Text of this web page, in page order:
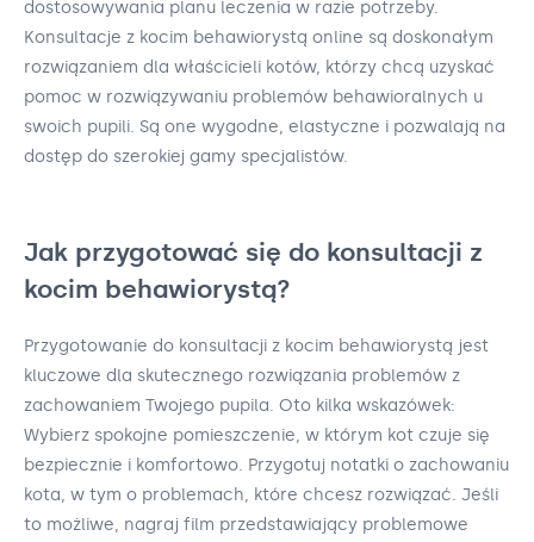
dostosowywania planu leczenia w razie potrzeby.
Konsultacje z kocim behawiorystą online są doskonałym
rozwiązaniem dla właścicieli kotów, którzy chcą uzyskać
pomoc w rozwiązywaniu problemów behawioralnych u
swoich pupili. Są one wygodne, elastyczne i pozwalają na
dostęp do szerokiej gamy specjalistów.
Jak przygotować się do konsultacji z
kocim behawiorystą?
Przygotowanie do konsultacji z kocim behawiorystą jest
kluczowe dla skutecznego rozwiązania problemów z
zachowaniem Twojego pupila. Oto kilka wskazówek:
Wybierz spokojne pomieszczenie, w którym kot czuje się
bezpiecznie i komfortowo. Przygotuj notatki o zachowaniu
kota, w tym o problemach, które chcesz rozwiązać. Jeśli
to możliwe, nagraj film przedstawiający problemowe